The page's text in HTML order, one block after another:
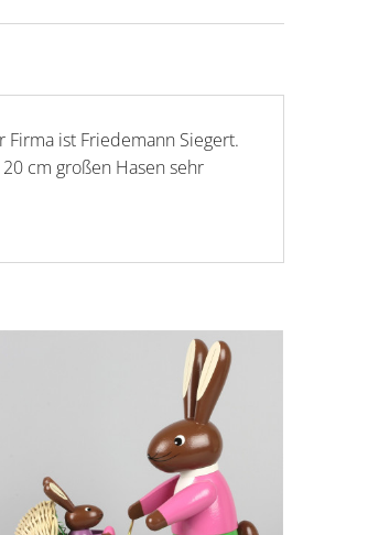
ist Friedemann Siegert.
cm großen Hasen sehr